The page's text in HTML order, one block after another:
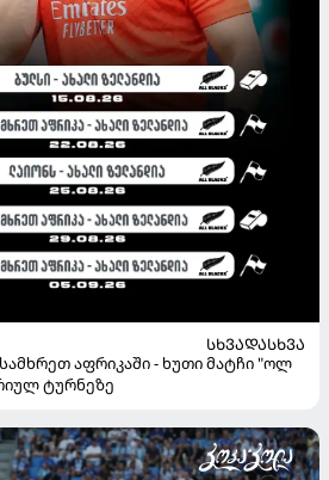
ᲡᲮᲕᲐᲓᲐᲡᲮᲕᲐ
აფრიკაში - ხუთი მატჩი "ოლ
ტურნეზე